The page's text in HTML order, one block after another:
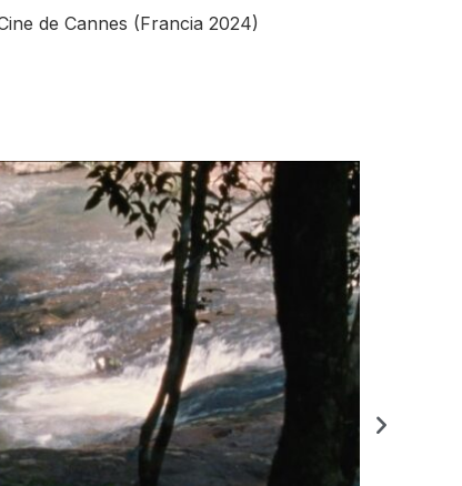
de Cannes (Francia 2024)